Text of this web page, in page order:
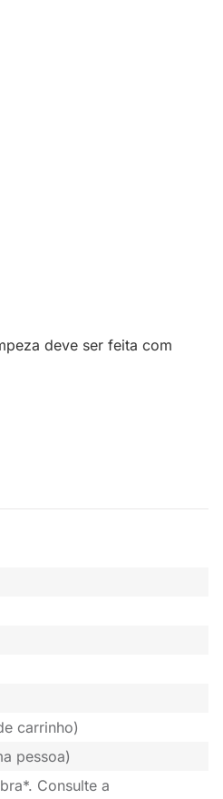
deve ser feita com
carrinho)
pessoa)
Consulte a